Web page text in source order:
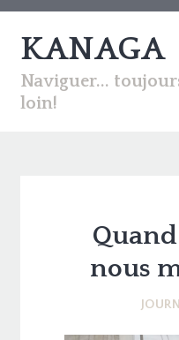
KANAGA
Naviguer...
loin!
nous